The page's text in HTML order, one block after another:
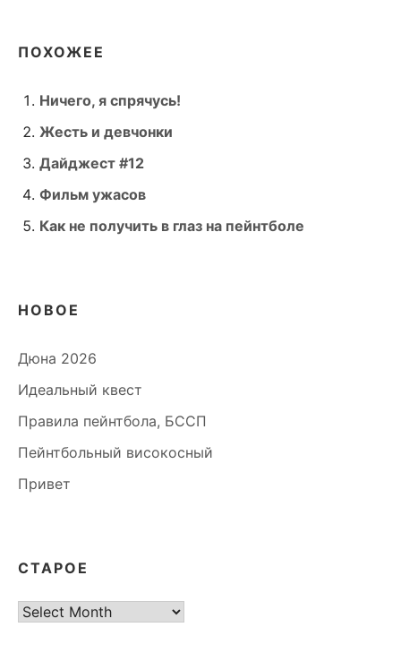
ПОХОЖЕЕ
Ничего, я спрячусь!
Жесть и девчонки
Дайджест #12
Фильм ужасов
Как не получить в глаз на пейнтболе
НОВОЕ
Дюна 2026
Идеальный квест
Правила пейнтбола, БССП
Пейнтбольный високосный
Привет
СТАРОЕ
старое